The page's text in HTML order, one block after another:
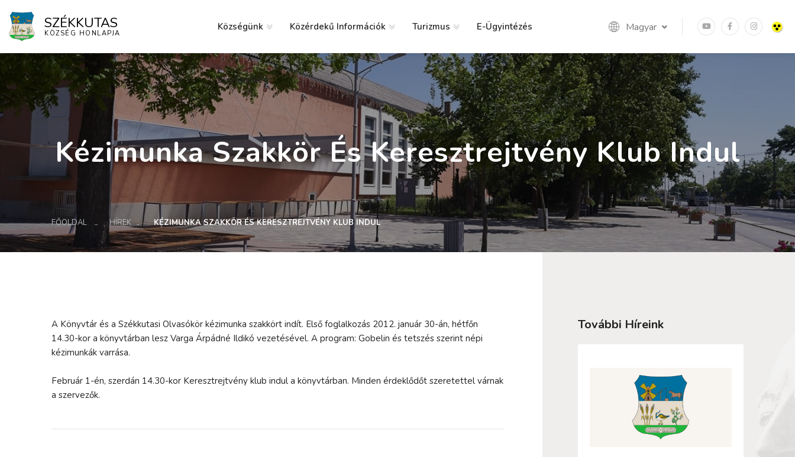
SZÉKKUTAS
KÖZSÉG HONLAPJA Magyar
Községünk Közérdekű Információk Turizmus E-Ügyintézés
Elérhetőség
Kézimunka Szakkör És Keresztrejtvény Klub Indul
FŐOLDAL HÍREK KÉZIMUNKA SZAKKÖR ÉS KERESZTREJTVÉNY KLUB INDUL
A Könyvtár és a Székkutasi Olvasókör kézimunka szakkört indít. Első foglalkozás 2012. január 30-án, hétfőn
14.30-kor a könyvtárban lesz Varga Árpádné Ildikó vezetésével. A program: Gobelin és tetszés szerint népi
kézimunkák varrása.
Február 1-én, szerdán 14.30-kor Keresztrejtvény klub indul a könyvtárban. Minden érdeklődőt szeretettel várnak
a szervezők.
További Híreink